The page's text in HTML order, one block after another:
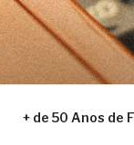
+ de 50 Anos de